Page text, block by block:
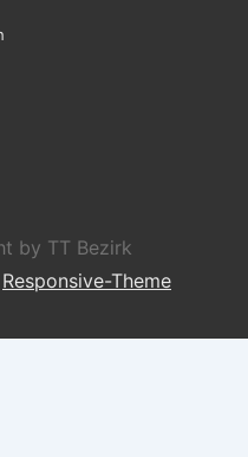
by TT Bezirk
Responsive-Theme